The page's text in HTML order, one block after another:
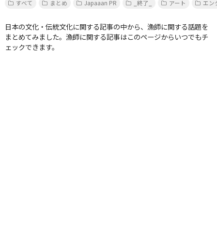
すべて
まとめ Japaaan PR _終了_ アート エン
日本の文化・伝統文化に関する記事の中から、漁師に関する話題を
まとめてみました。漁師に関する記事はこのページからいつでもチ
ェックできます。